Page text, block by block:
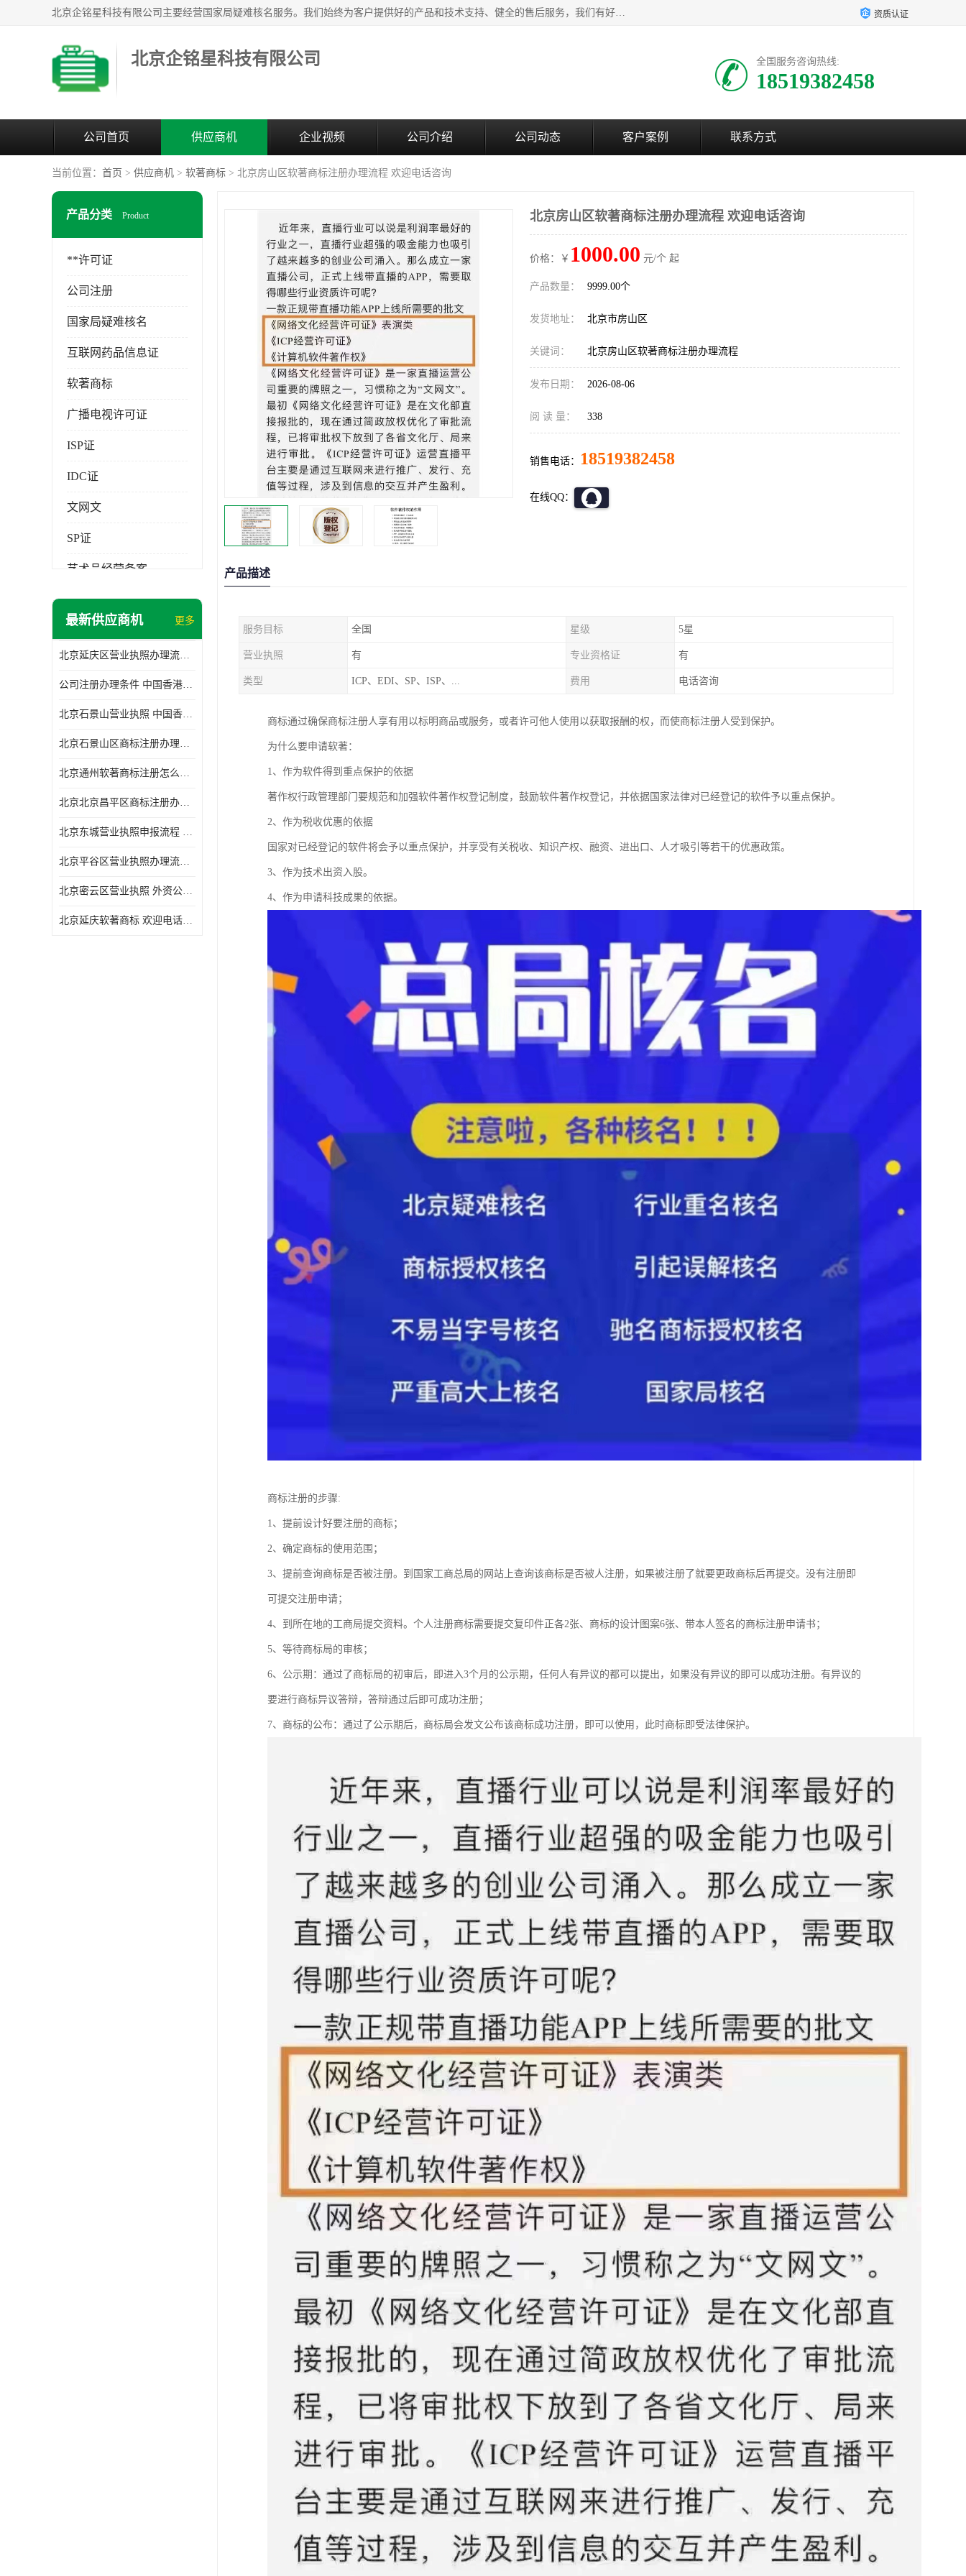
北京企铭星科技有限公司主要经营国家局疑难核名服务。我们始终为客户提供好的产品和技术支持、健全的售后服务，我们有好的产品和专业的销售和技术团队，我公司属于北京企业管理及投资咨询黄页行业，如果您对我公司的产品服务有兴趣，期待您在线留言或者来电咨询。 资质认证
北京企铭星科技有限公司 全国服务咨询热线:
18519382458
公司首页 供应商机 企业视频 公司介绍 公司动态 客户案例 联系方式
当前位置： 首页 > 供应商机 > 软著商标 > 北京房山区软著商标注册办理流程 欢迎电话咨询
产品分类 Product
**许可证
公司注册
国家局疑难核名
互联网药品信息证
软著商标
广播电视许可证
ISP证
IDC证
文网文
SP证
艺术品经营备案
最新供应商机 更多
北京延庆区营业执照办理流程 中国香港公司注销 欢迎电话咨询
公司注册办理条件 中国香港公司注册 欢迎电话咨询
北京石景山营业执照 中国香港公司转股 欢迎电话咨询
北京石景山区商标注册办理流程
北京通州软著商标注册怎么办理流程
北京北京昌平区商标注册办理流程
北京东城营业执照申报流程 中国香港公司转股 欢迎电话咨询
北京平谷区营业执照办理流程 代表处注册 欢迎电话咨询
北京密云区营业执照 外资公司变更 欢迎电话咨询
北京延庆软著商标 欢迎电话咨询
北京房山区软著商标注册办理流程 欢迎电话咨询
价格：￥ 1000.00 元/个 起
产品数量： 9999.00个
发货地址： 北京市房山区
关键词： 北京房山区软著商标注册办理流程
发布日期： 2026-08-06
阅 读 量： 338
销售电话： 18519382458
在线QQ：
产品描述
服务目标 全国 星级 5星
营业执照 有 专业资格证 有
类型 ICP、EDI、SP、ISP、... 费用 电话咨询
商标通过确保商标注册人享有用以标明商品或服务，或者许可他人使用以获取报酬的权，而使商标注册人受到保护。
为什么要申请软著：
1、作为软件得到重点保护的依据
著作权行政管理部门要规范和加强软件著作权登记制度，鼓励软件著作权登记，并依据国家法律对已经登记的软件予以重点保护。
2、作为税收优惠的依据
国家对已经登记的软件将会予以重点保护，并享受有关税收、知识产权、融资、进出口、人才吸引等若干的优惠政策。
3、作为技术出资入股。
4、作为申请科技成果的依据。
商标注册的步骤:
1、提前设计好要注册的商标；
2、确定商标的使用范围；
3、提前查询商标是否被注册。到国家工商总局的网站上查询该商标是否被人注册，如果被注册了就要更政商标后再提交。没有注册即
可提交注册申请；
4、到所在地的工商局提交资料。个人注册商标需要提交复印件正各2张、商标的设计图案6张、带本人签名的商标注册申请书；
5、等待商标局的审核；
6、公示期：通过了商标局的初审后，即进入3个月的公示期，任何人有异议的都可以提出，如果没有异议的即可以成功注册。有异议的
要进行商标异议答辩，答辩通过后即可成功注册；
7、商标的公布：通过了公示期后，商标局会发文公布该商标成功注册，即可以使用，此时商标即受法律保护。